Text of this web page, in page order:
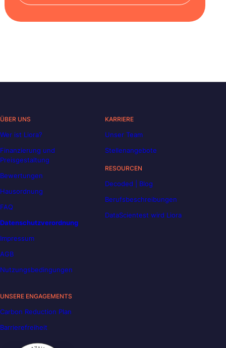
ÜBER UNS
Wer ist Liora?
Finanzierung und
Preisgestaltung
Bewertungen
Hausordnung
FAQ
Datenschutzverordnung
Impressum
AGB
Nutzungsbedingungen
KARRIERE
Unser Team
Stellenangebote
RESOURCEN
Decoded | Blog
Berufsbeschreibungen
DataScientest wird Liora
UNSERE ENGAGEMENTS
Carbon Reduction Plan
Barrierefreiheit